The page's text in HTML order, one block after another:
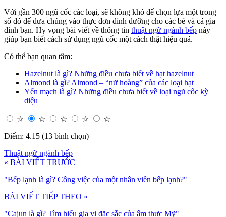
Với gần 300 ngũ cốc các loại, sẽ không khó để chọn lựa một trong
số đó để đưa chúng vào thực đơn dinh dưỡng cho các bé và cả gia
đình bạn. Hy vọng bài viết về thông tin thuật ngữ ngành bếp này
giúp bạn biết cách sử dụng ngũ cốc một cách thật hiệu quả.
Có thể bạn quan tâm:
Hazelnut là gì? Những điều chưa biết về hạt hazelnut
Almond là gì? Almond – “nữ hoàng” của các loại hạt
Yến mạch là gì? Những điều chưa biết về loại ngũ cốc kỳ
diệu
☆ ☆ ☆ ☆
☆
Điểm: 4.15 (13 bình chọn)
Thuật ngữ ngành bếp
« BÀI VIẾT TRƯỚC
"Bếp lạnh là gì? Công việc của một nhân viên bếp lạnh?"
BÀI VIẾT TIẾP THEO »
"Cajun là gì? Tìm hiểu gia vị đặc sắc của ẩm thực Mỹ"